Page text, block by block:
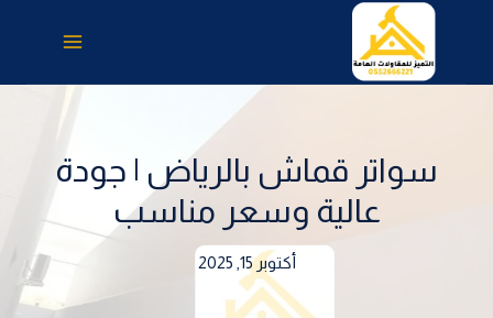
المحتوى
سواتر قماش بالرياض | جودة
عالية وسعر مناسب
أكتوبر 15, 2025